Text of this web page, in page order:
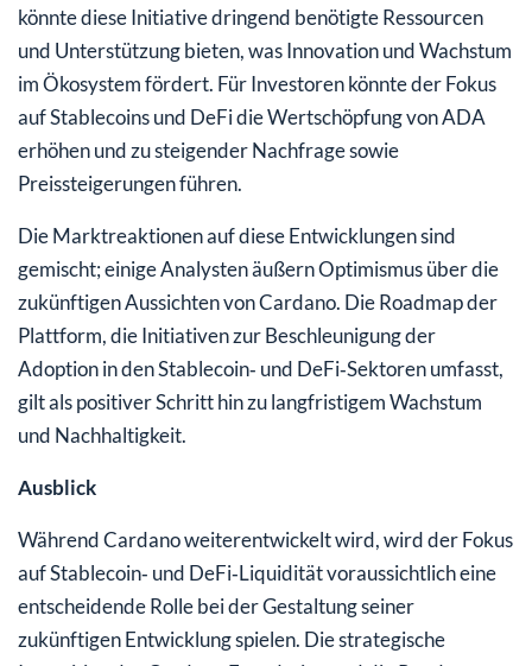
könnte diese Initiative dringend benötigte Ressourcen
und Unterstützung bieten, was Innovation und Wachstum
im Ökosystem fördert. Für Investoren könnte der Fokus
auf Stablecoins und DeFi die Wertschöpfung von ADA
erhöhen und zu steigender Nachfrage sowie
Preissteigerungen führen.
Die Marktreaktionen auf diese Entwicklungen sind
gemischt; einige Analysten äußern Optimismus über die
zukünftigen Aussichten von Cardano. Die Roadmap der
Plattform, die Initiativen zur Beschleunigung der
Adoption in den Stablecoin‑ und DeFi‑Sektoren umfasst,
gilt als positiver Schritt hin zu langfristigem Wachstum
und Nachhaltigkeit.
Ausblick
Während Cardano weiterentwickelt wird, wird der Fokus
auf Stablecoin‑ und DeFi‑Liquidität voraussichtlich eine
entscheidende Rolle bei der Gestaltung seiner
zukünftigen Entwicklung spielen. Die strategische